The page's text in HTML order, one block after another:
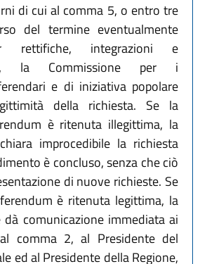
di cui al comma 5, o entro tre
del termine eventualmente
rettifiche, integrazioni e
la Commissione per i
e di iniziativa popolare
della richiesta. Se la
è ritenuta illegittima, la
improcedibile la richiesta
è concluso, senza che ciò
di nuove richieste. Se
è ritenuta legittima, la
dà comunicazione immediata ai
comma 2, al Presidente del
ed al Presidente della Regione,